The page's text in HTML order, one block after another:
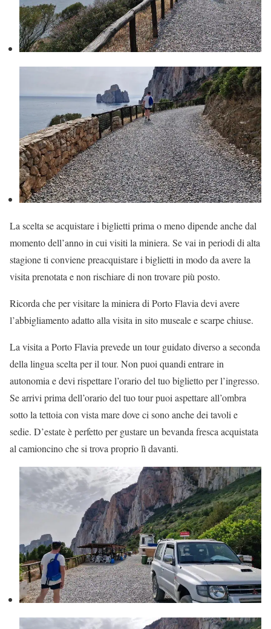
La scelta se acquistare i biglietti prima o meno dipende anche dal
momento dell’anno in cui visiti la miniera. Se vai in periodi di alta
stagione ti conviene preacquistare i biglietti in modo da avere la
visita prenotata e non rischiare di non trovare più posto.
Ricorda che per visitare la miniera di Porto Flavia devi avere
l’abbigliamento adatto alla visita in sito museale e scarpe chiuse.
La visita a Porto Flavia prevede un tour guidato diverso a seconda
della lingua scelta per il tour. Non puoi quandi entrare in
autonomia e devi rispettare l’orario del tuo biglietto per l’ingresso.
Se arrivi prima dell’orario del tuo tour puoi aspettare all’ombra
sotto la tettoia con vista mare dove ci sono anche dei tavoli e
sedie. D’estate è perfetto per gustare un bevanda fresca acquistata
al camioncino che si trova proprio lì davanti.